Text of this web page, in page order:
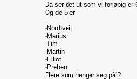
Da ser det ut som vi forløpig er
Og de 5 er
-Nordtveit
-Marius
-Tim
-Martin
-Elliot
-Preben
Flere som henger seg på`?